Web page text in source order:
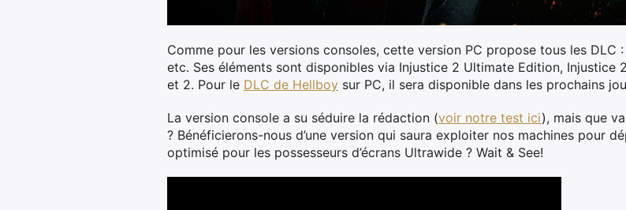
Comme pour les versions consoles, cette version PC propose tous les DLC
etc. Ses éléments sont disponibles via Injustice 2 Ultimate Edition, Injustice
et 2. Pour le DLC de Hellboy sur PC, il sera disponible dans les prochains
La version console a su séduire la rédaction (voir notre test ici), mais que
? Bénéficierons-nous d’une version qui saura exploiter nos machines pour
optimisé pour les possesseurs d’écrans Ultrawide ? Wait & See!